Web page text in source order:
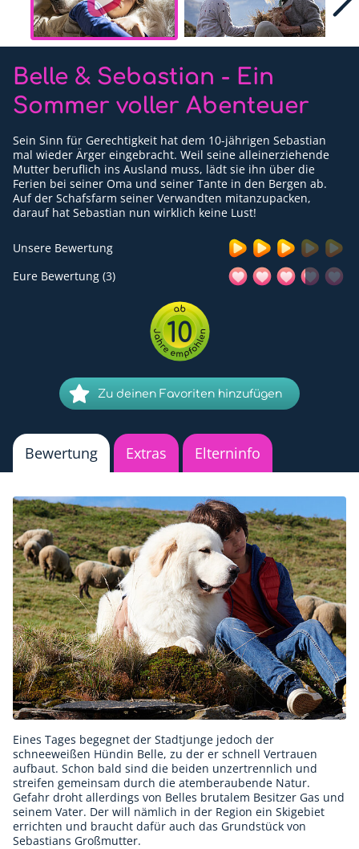
Für Erwachsene
Redaktion
Downloads
Presse
Kontakt
Datenschutzerklärung
Belle & Sebastian - Ein
Sommer voller Abenteuer
Sein Sinn für Gerechtigkeit hat dem 10-jährigen Sebastian
mal wieder Ärger eingebracht. Weil seine alleinerziehende
Mutter beruflich ins Ausland muss, lädt sie ihn über die
Ferien bei seiner Oma und seiner Tante in den Bergen ab.
Auf der Schafsfarm seiner Verwandten mitanzupacken,
darauf hat Sebastian nun wirklich keine Lust!
Unsere Bewertung
Eure Bewertung (3)
10
Zu deinen Favoriten hinzufügen
Bewertung Extras Elterninfo
Eines Tages begegnet der Stadtjunge jedoch der
schneeweißen Hündin Belle, zu der er schnell Vertrauen
aufbaut. Schon bald sind die beiden unzertrennlich und
streifen gemeinsam durch die atemberaubende Natur.
Gefahr droht allerdings von Belles brutalem Besitzer Gas und
seinem Vater. Der will nämlich in der Region ein Skigebiet
errichten und braucht dafür auch das Grundstück von
Sebastians Großmutter.